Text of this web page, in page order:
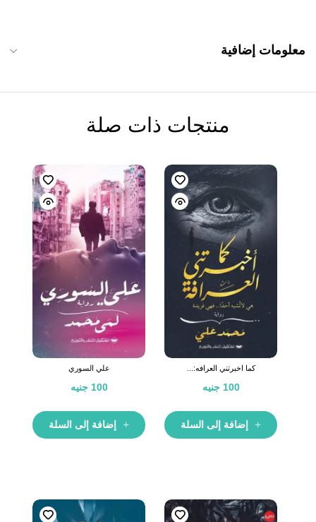
معلومات إضافية
منتجات ذات صلة
كما اخبرتني العرافه:...
100 جنيه
إضافة إلى السلة
علي السوري
100 جنيه
إضافة إلى السلة